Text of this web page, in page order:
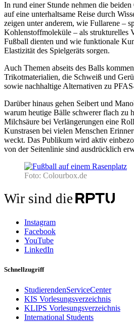
In rund einer Stunde nehmen die
auf eine unterhaltsame Reise durch
zeigen unter anderem, wie Fullarene –
Kohlenstoffmoleküle – als strukturelles
Fußball dienten und wie funktionale
Elastizität des Spielgeräts sorgen.
Auch Themen abseits des Balls
Trikotmaterialien, die Schweiß und
sowie nachhaltige Alternativen zu
Darüber hinaus gehen Seibert und
warum heutige Bälle schwerer flach zu
Milchsäure bei Verlängerungen eine
Kunstrasen bei vielen Menschen
weckt. Das Publikum wird aktiv
von der Seitenlinie sind ausdrücklich
Foto: Colourbox.de
Wir sind die
Instagram
Facebook
YouTube
LinkedIn
Schnellzugriff
StudierendenServiceCenter
KIS Vorlesungsverzeichnis
KLIPS Vorlesungsverzeichnis
International Students